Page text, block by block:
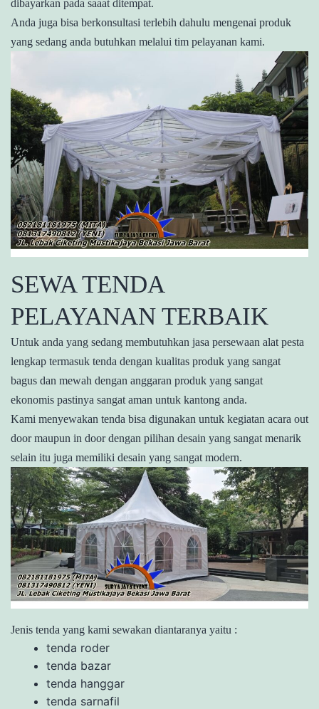
dibayarkan pada saaat ditempat.
Anda juga bisa berkonsultasi terlebih dahulu mengenai produk
yang sedang anda butuhkan melalui tim pelayanan kami.
SEWA TENDA
PELAYANAN TERBAIK
Untuk anda yang sedang membutuhkan jasa persewaan alat pesta
lengkap termasuk tenda dengan kualitas produk yang sangat
bagus dan mewah dengan anggaran produk yang sangat
ekonomis pastinya sangat aman untuk kantong anda.
Kami menyewakan tenda bisa digunakan untuk kegiatan acara out
door maupun in door dengan pilihan desain yang sangat menarik
selain itu juga memiliki desain yang sangat modern.
Jenis tenda yang kami sewakan diantaranya yaitu :
tenda roder
tenda bazar
tenda hanggar
tenda sarnafil